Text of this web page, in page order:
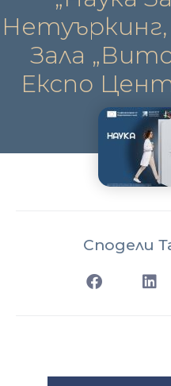
Нетуъркинг,
Зала
Експо
jicadmin
Сподели